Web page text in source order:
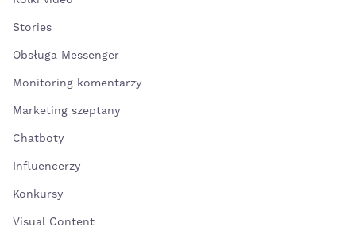
Stories
Obsługa Messenger
Monitoring komentarzy
Marketing szeptany
Chatboty
Influencerzy
Konkursy
Visual Content